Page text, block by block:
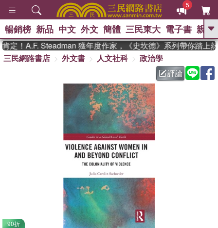
5
GO
熱搜： 東野圭吾 、 高希均教授回憶錄
父親節 、 花開錦
方念華 、 台灣的
李登輝時代 、 數學女孩：黎曼猜想
、 偉大的迷走神經
群喵 、 臺灣漫遊錄
暢銷榜 新品 中文 外文 簡體 三民東大 電子書 親子
定！A.F. Steadman 獲年度作家，《史坎德》系列帶你踏上熱
三民網路書店
外文書 人文社科
政治學
評論
90折